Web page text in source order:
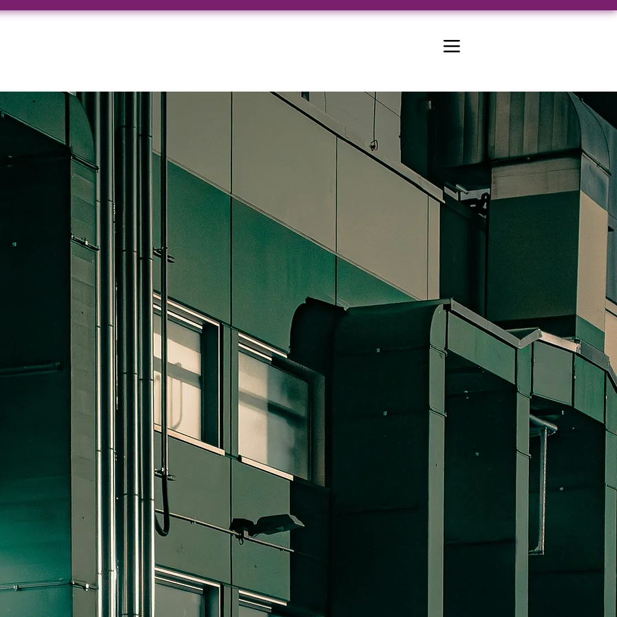
LÖSUNGEN,
DIE GEBÄUDE
MACHEN.
Ihr Partner für Bauprojektmanagement
und technische Ausrüstung.